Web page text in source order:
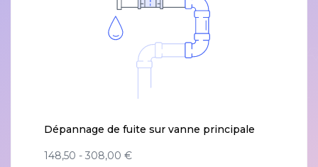
Dépannage de fuite sur vanne principale
148,50 - 308,00 €